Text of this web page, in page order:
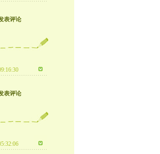
表评论
表评论